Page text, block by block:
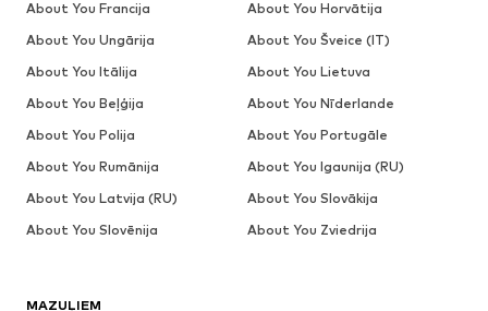
MAZUĻIEM
About You Francija
About You Horvātija
About You Ungārija
About You Šveice (IT)
About You Itālija
About You Lietuva
About You Beļģija
About You Nīderlande
About You Polija
About You Portugāle
About You Rumānija
About You Igaunija (RU)
About You Latvija (RU)
About You Slovākija
About You Slovēnija
About You Zviedrija